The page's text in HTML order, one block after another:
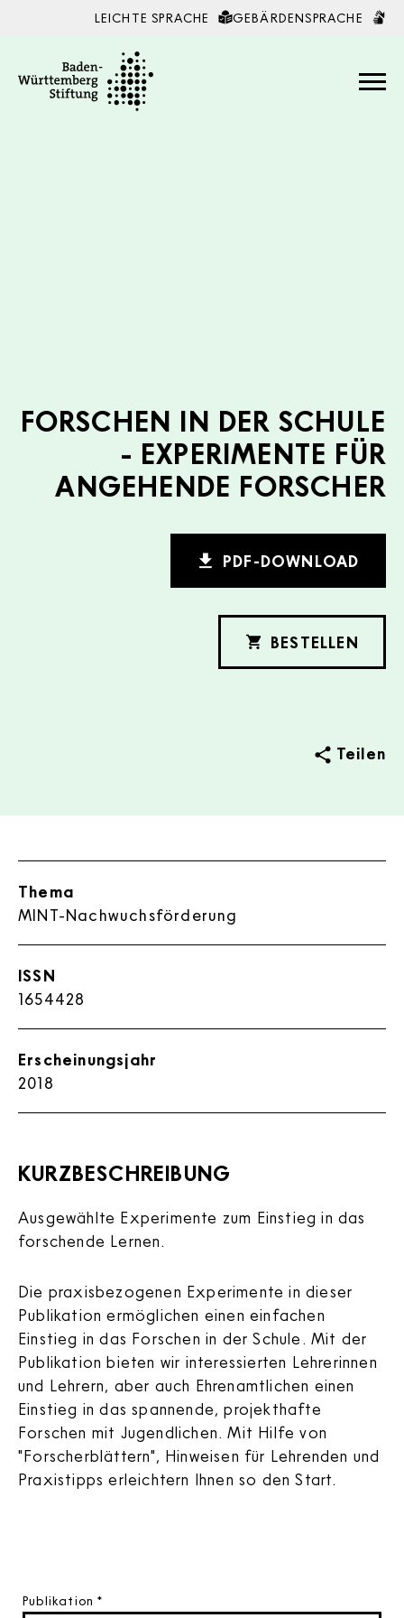
Zum Inhalt springen
LEICHTE SPRACHE GEBÄRDENSPRACHE
FORSCHEN IN DER SCHULE
- EXPERIMENTE FÜR
ANGEHENDE FORSCHER
PDF-DOWNLOAD
BESTELLEN
Teilen
Thema
MINT-Nachwuchsförderung
ISSN
1654428
Erscheinungsjahr
2018
KURZBESCHREIBUNG
Ausgewählte Experimente zum Einstieg in das
forschende Lernen.
Die praxisbezogenen Experimente in dieser
Publikation ermöglichen einen einfachen
Einstieg in das Forschen in der Schule. Mit der
Publikation bieten wir interessierten Lehrerinnen
und Lehrern, aber auch Ehrenamtlichen einen
Einstieg in das spannende, projekthafte
Forschen mit Jugendlichen. Mit Hilfe von
"Forscherblättern", Hinweisen für Lehrenden und
Praxistipps erleichtern Ihnen so den Start.
Publikation*